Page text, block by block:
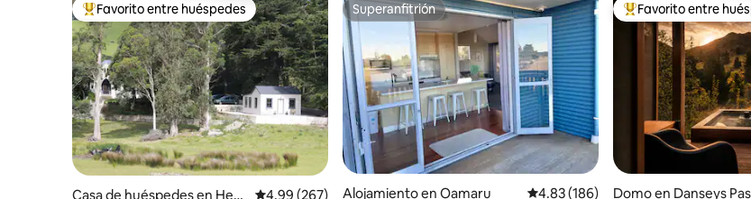
Favorito entre huéspedes preferido
Favorito entre huéspedes
Casa de huéspedes en Herb
Calificación promedio: 4.99 de 5, 267 reseñas
4.99 (267)
Superanfitrión
Superanfitrión
Alojamiento en Oamaru Calificación promedio: 4.83 de 5, 186
4.83 (186)
Favorito entre
Favorito entre
Domo en Danseys